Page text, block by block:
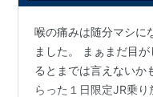
喉の痛みは随分マシに
ました。 まぁまだ目
るとまでは言えないか
らった１日限定JR乗